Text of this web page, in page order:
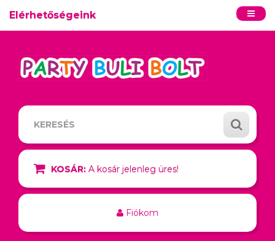
Elérhetőségeink
KOSÁR: A kosár jelenleg üres!
Fiókom